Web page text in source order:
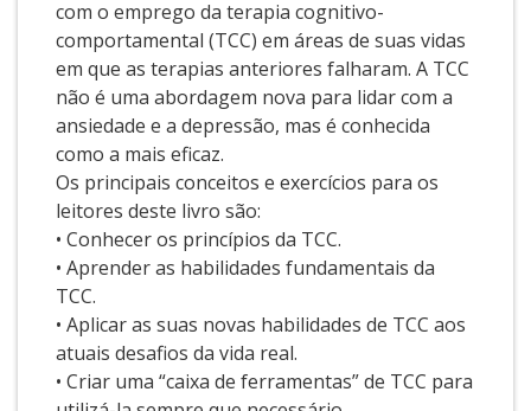
com o emprego da terapia cognitivo-
comportamental (TCC) em áreas de suas vidas
em que as terapias anteriores falharam. A TCC
não é uma abordagem nova para lidar com a
ansiedade e a depressão, mas é conhecida
como a mais eficaz.
Os principais conceitos e exercícios para os
leitores deste livro são:
• Conhecer os princípios da TCC.
• Aprender as habilidades fundamentais da
TCC.
• Aplicar as suas novas habilidades de TCC aos
atuais desafios da vida real.
• Criar uma “caixa de ferramentas” de TCC para